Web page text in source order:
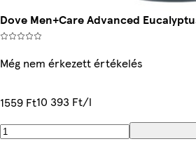
Dove Men+Care Advanced
Még nem érkezett értékelés
1559 Ft10 393 Ft/l